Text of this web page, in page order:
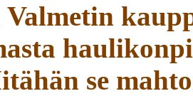
Valmetin
se